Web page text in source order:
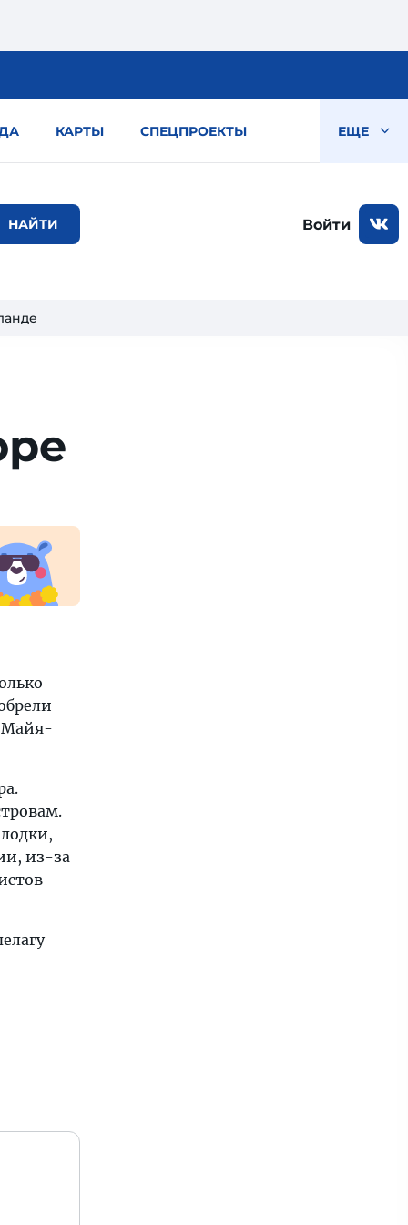
КАРТЫ СПЕЦПРОЕКТЫ ЕЩЕ
Войти
Майя-
из-за